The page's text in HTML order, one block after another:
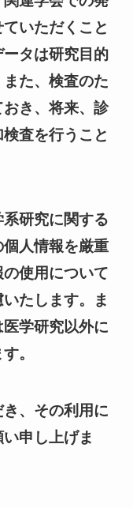
いただくこと
タは研究目的
た、検査のた
き、将来、診
査を行うこと
研究に関する
人情報を厳重
使用について
たします。ま
学研究以外に
。
、その利用に
申し上げま